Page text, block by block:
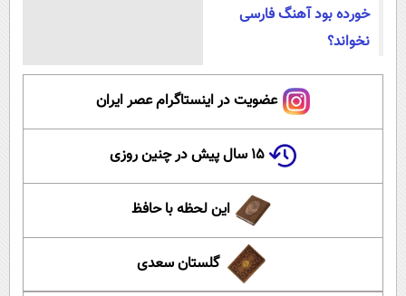
خورده بود آهنگ فارسی
نخواند؟
عضویت در اینستاگرام عصر ایران
۱۵ سال پیش در چنین روزی
این لحظه با حافظ
گلستان سعدی